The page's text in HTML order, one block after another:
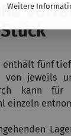
Weitere
enthält fünf
von jeweils
kann
einzeln